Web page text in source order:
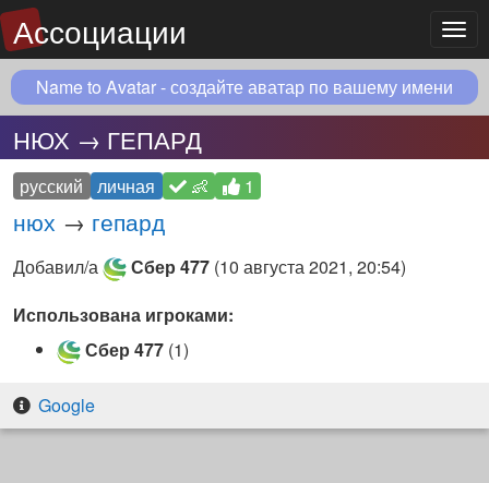
Ассоциации
Name to Avatar - создайте аватар по вашему имени
НЮХ → ГЕПАРД
русский личная 👶 1
нюх → гепард
Добавил/а Сбер 477 (10 августа 2021, 20:54)
Использована игроками:
Сбер 477 (1)
Google